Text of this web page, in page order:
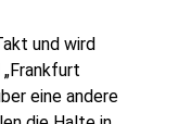
und wird
eine andere